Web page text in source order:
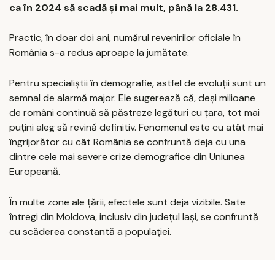
ca în 2024 să scadă și mai mult, până la 28.431.
Practic, în doar doi ani, numărul revenirilor oficiale în
România s-a redus aproape la jumătate.
Pentru specialiștii în demografie, astfel de evoluții sunt un
semnal de alarmă major. Ele sugerează că, deși milioane
de români continuă să păstreze legături cu țara, tot mai
puțini aleg să revină definitiv. Fenomenul este cu atât mai
îngrijorător cu cât România se confruntă deja cu una
dintre cele mai severe crize demografice din Uniunea
Europeană.
În multe zone ale țării, efectele sunt deja vizibile. Sate
întregi din Moldova, inclusiv din județul Iași, se confruntă
cu scăderea constantă a populației.